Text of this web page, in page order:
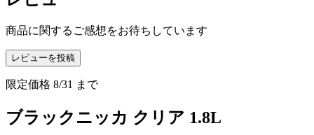
商品に関するご感想をお待ちしています
レビューを投稿
限定価格 8/31 まで
ブラックニッカ クリア 1.8L